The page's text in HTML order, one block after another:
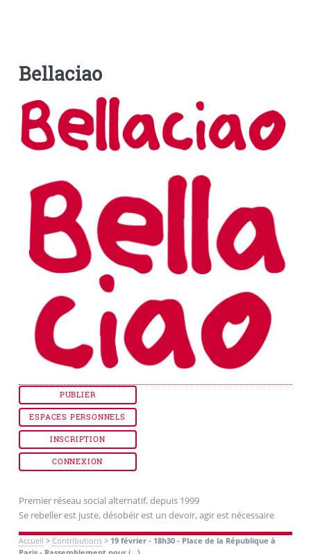
Bellaciao
PUBLIER
ESPACES PERSONNELS
INSCRIPTION
CONNEXION
Premier réseau social alternatif, depuis 1999
Se rebeller est juste, désobéir est un devoir, agir est nécessaire
Accueil > Contributions> 19 février - 18h30 - Place de la République à